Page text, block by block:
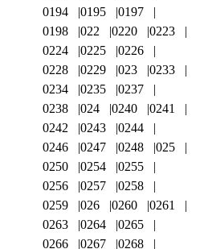
0194
0195
0197
0198
022 0220
0223
0224
0225
0226
0228
0229 023
0233
0234
0235
0237
0238
024 0240
0241
0242
0243
0244
0246
0247 0248
025
0250
0254
0255
0256
0257
0258
0259
026 0260
0261
0263
0264
0265
0266
0267
0268